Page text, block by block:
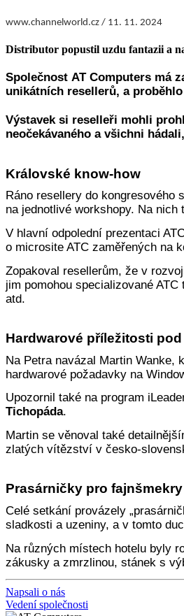
www.channelworld.cz / 11. 11. 2024
Distributor popustil uzdu fantazii a
Společnost AT Computers má
unikátních resellerů, a
Výstavek si reselleři mohli
neočekávaného a všichni
Královské know-how
Ráno resellery do kongresového
na jednotlivé workshopy. Na
V hlavní odpolední prezentaci
o microsite ATC zaměřených na
Zopakoval resellerům, že v
jim pomohou specializované
atd.
Hardwarové příležitosti
Na Petra navázal Martin Wanke,
hardwarové požadavky na
Upozornil také na program
Tichopáda.
Martin se věnoval také
zlatých vítězství v česko-
Prasárničky pro fajnšmekry
Celé setkání provázely
sladkosti a uzeniny, a v tomto
Na různých místech hotelu byly
zákusky a zmrzlinou, stánek s
Napsali o nás
Vedení společnosti